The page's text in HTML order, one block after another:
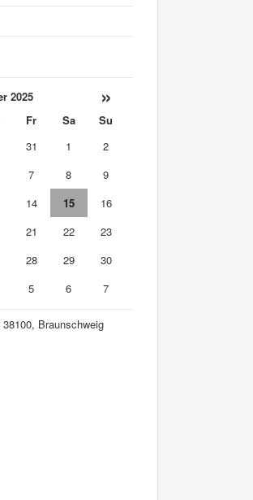
2025 »
Fr Sa
Su
31 1
2
7 8
9
14 15
16
21 22
23
28 29
30
5 6 7
Braunschweig